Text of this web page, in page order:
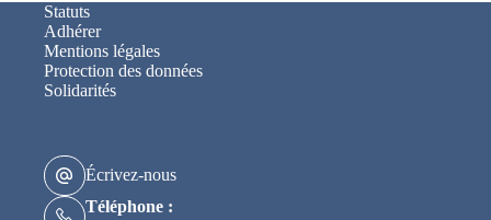
Statuts
Adhérer
Mentions légales
Protection des données
Solidarités
Écrivez-nous
Téléphone :